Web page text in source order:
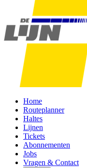
Home
Routeplanner
Haltes
Lijnen
Tickets
Abonnementen
Jobs
Vragen & Contact